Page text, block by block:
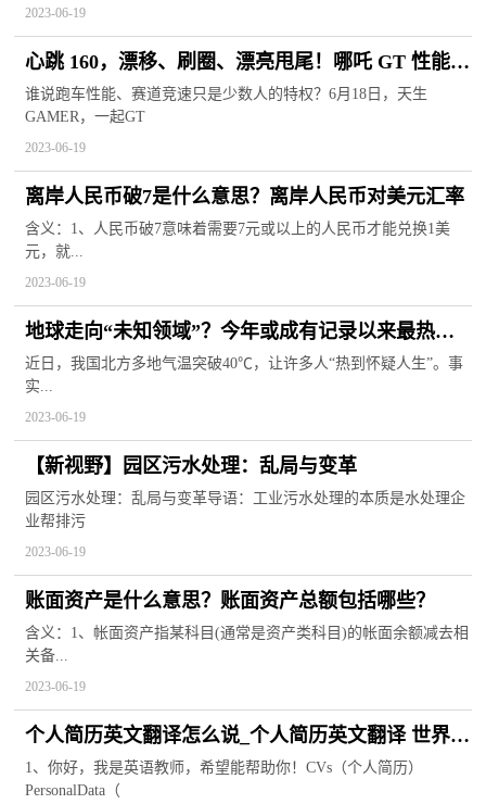
2023-06-19
心跳 160，漂移、刷圈、漂亮甩尾！哪吒 GT 性能实
测-全球观速讯
谁说跑车性能、赛道竞速只是少数人的特权？6月18日，天生
GAMER，一起GT
2023-06-19
离岸人民币破7是什么意思？离岸人民币对美元汇率
含义：1、人民币破7意味着需要7元或以上的人民币才能兑换1美
元，就...
2023-06-19
地球走向“未知领域”？今年或成有记录以来最热一
年 全球快看
近日，我国北方多地气温突破40℃，让许多人“热到怀疑人生”。事
实...
2023-06-19
【新视野】园区污水处理：乱局与变革
园区污水处理：乱局与变革导语：工业污水处理的本质是水处理企
业帮排污
2023-06-19
账面资产是什么意思？账面资产总额包括哪些？
含义：1、帐面资产指某科目(通常是资产类科目)的帐面余额减去相
关备...
2023-06-19
个人简历英文翻译怎么说_个人简历英文翻译 世界快
消息
1、你好，我是英语教师，希望能帮助你！CVs（个人简历）
PersonalData（